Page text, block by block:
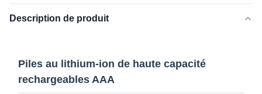
Description de produit
Piles au lithium-ion de haute capacité
rechargeables AAA